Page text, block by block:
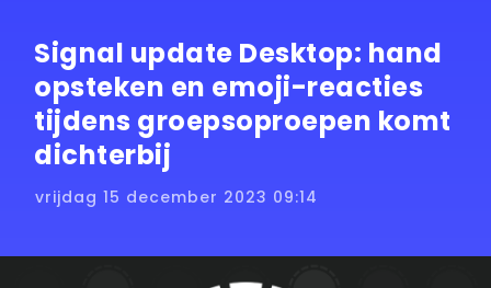
Signal update Desktop: hand
opsteken en emoji-reacties
tijdens groepsoproepen komt
dichterbij
vrijdag 15 december 2023 09:14